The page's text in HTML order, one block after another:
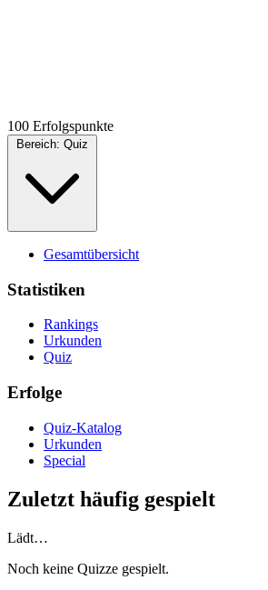
100 Erfolgspunkte
Bereich: Quiz
Gesamtübersicht
Statistiken
Rankings
Urkunden
Quiz
Erfolge
Quiz-Katalog
Urkunden
Special
Zuletzt häufig gespielt
Lädt…
Noch keine Quizze gespielt.